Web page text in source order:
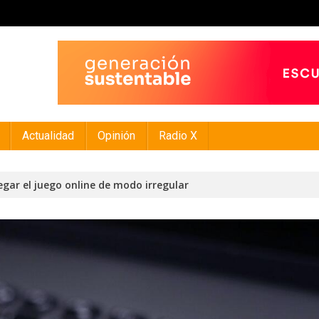
Actualidad Opinión Radio X
el juego online de modo irregular